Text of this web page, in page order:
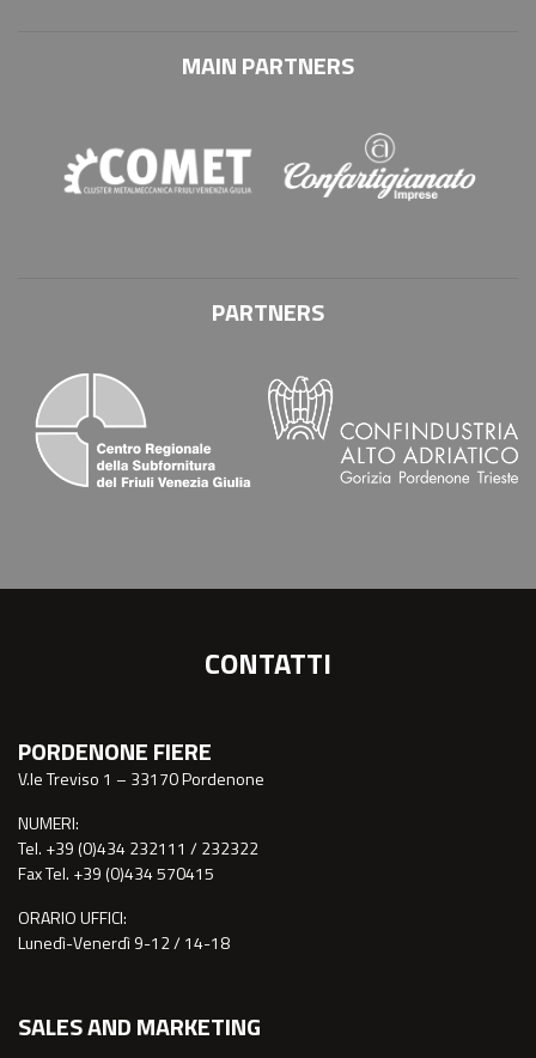
MAIN PARTNERS
PARTNERS
CONTATTI
PORDENONE FIERE
V.le Treviso 1 – 33170 Pordenone
NUMERI:
Tel. +39 (0)434 232111 / 232322
Fax Tel. +39 (0)434 570415
ORARIO UFFICI:
Lunedì-Venerdì 9-12 / 14-18
SALES AND MARKETING